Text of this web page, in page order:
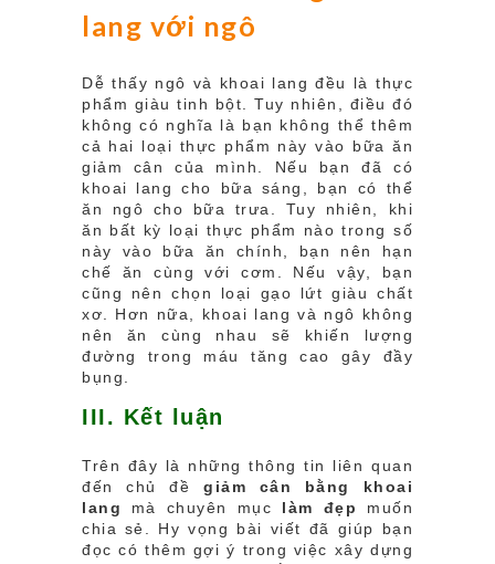
lang với ngô
Dễ thấy ngô và khoai lang đều là thực
phẩm giàu tinh bột. Tuy nhiên, điều đó
không có nghĩa là bạn không thể thêm
cả hai loại thực phẩm này vào bữa ăn
giảm cân của mình. Nếu bạn đã có
khoai lang cho bữa sáng, bạn có thể
ăn ngô cho bữa trưa. Tuy nhiên, khi
ăn bất kỳ loại thực phẩm nào trong số
này vào bữa ăn chính, bạn nên hạn
chế ăn cùng với cơm. Nếu vậy, bạn
cũng nên chọn loại gạo lứt giàu chất
xơ. Hơn nữa, khoai lang và ngô không
nên ăn cùng nhau sẽ khiến lượng
đường trong máu tăng cao gây đầy
bụng.
III. Kết luận
Trên đây là những thông tin liên quan
đến chủ đề giảm cân bằng khoai
lang mà chuyên mục làm đẹp muốn
chia sẻ. Hy vọng bài viết đã giúp bạn
đọc có thêm gợi ý trong việc xây dựng